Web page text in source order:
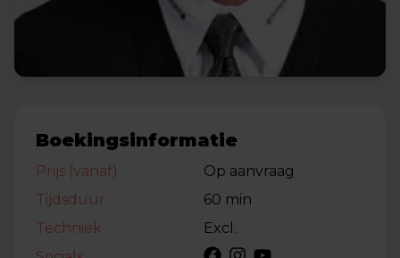
Boekingsinformatie
Prijs (vanaf)
Op aanvraag
Tijdsduur
60 min
Techniek
Excl.